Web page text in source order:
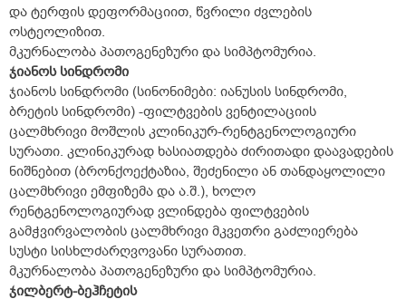
და ტერფის დეფორმაციით, წვრილი ძვლების
ოსტეოლიზით.
მკურნალობა პათოგენეზური და სიმპტომურია.
ჯიანოს სინდრომი
ჯიანოს სინდრომი (სინონიმები: იანუსის სინდრომი,
ბრეტის სინდრომი) -ფილტვების ვენტილაციის
ცალმხრივი მოშლის კლინიკურ-რენტგენოლოგიური
სურათი. კლინიკურად ხასიათდება ძირითადი დაავადების
ნიშნებით (ბრონქოექტაზია, შეძენილი ან თანდაყოლილი
ცალმხრივი ემფიზემა და ა.შ.), ხოლო
რენტგენოლოგიურად ვლინდება ფილტვების
გამჭვირვალობის ცალმხრივი მკვეთრი გაძლიერება
სუსტი სისხლძარღვოვანი სურათით.
მკურნალობა პათოგენეზური და სიმპტომურია.
ჯილბერტ-ბეჰჩეტის